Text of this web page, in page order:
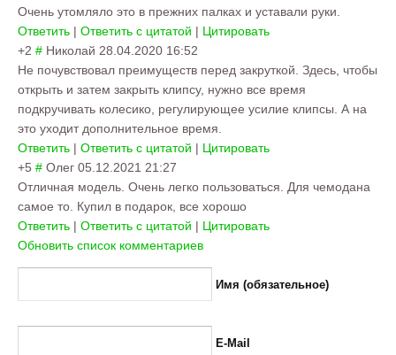
Очень утомляло это в прежних палках и уставали руки.
Ответить | Ответить с цитатой | Цитировать
+2 # Николай 28.04.2020 16:52
Не почувствовал преимуществ перед закруткой. Здесь, чтобы
открыть и затем закрыть клипсу, нужно все время
подкручивать колесико, регулирующее усилие клипсы. А на
это уходит дополнительное время.
Ответить | Ответить с цитатой | Цитировать
+5 # Олег 05.12.2021 21:27
Отличная модель. Очень легко пользоваться. Для чемодана
самое то. Купил в подарок, все хорошо
Ответить | Ответить с цитатой | Цитировать
Обновить список комментариев
Имя (обязательное)
E-Mail